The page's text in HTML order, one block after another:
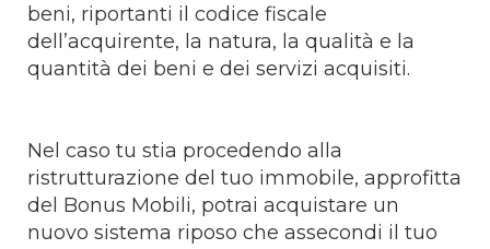
beni, riportanti il codice fiscale
dell’acquirente, la natura, la qualità e la
quantità dei beni e dei servizi acquisiti.
Nel caso tu stia procedendo alla
ristrutturazione del tuo immobile, approfitta
del Bonus Mobili, potrai acquistare un
nuovo sistema riposo che assecondi il tuo